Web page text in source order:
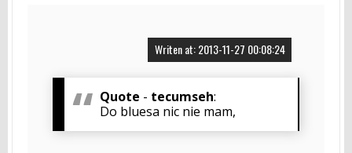
Writen at: 2013-11-27 00:08:24
Quote - tecumseh:
Do bluesa nic nie mam,